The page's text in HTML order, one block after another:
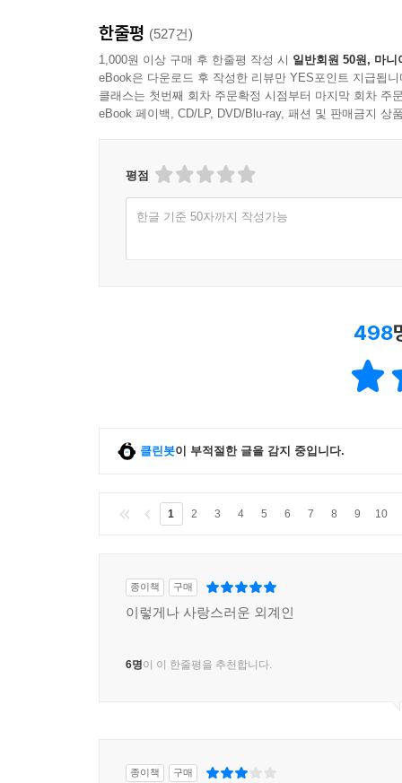
(@lll_moooooon_***)
끈적하고 무료한 여름밤에 과분할 만큼 달콤한 이
친환경적이고 우주적이며 기발하고도 섬세한 사
이렇게 가슴 먹먹하고 로맨틱한지 (@himo***)
어디서 이런 이야기꾼이 나타난 걸까 외계인인가
정세랑표 우주는 너무나 정세랑스러워
한줄평 (527건)
1,000원 이상 구매 후 한줄평 작성 시 일반회원 50원, 마니
eBook은 다운로드 후 작성한 리뷰만 YES포인트 지급됩니
클래스는 첫번째 회차 주문확정 시점부터 마지막 회차 주
eBook 페이백, CD/LP, DVD/Blu-ray, 패션 및 판매금지 상
평점
한글 기준 50자까지 작성가능
498
클린봇이 부적절한 글을 감지 중입니다.
1 2 3 4 5 6 7 8 9 10
종이책 구매
이렇게나 사랑스러운 외계인
6명이 이 한줄평을 추천합니다.
종이책 구매